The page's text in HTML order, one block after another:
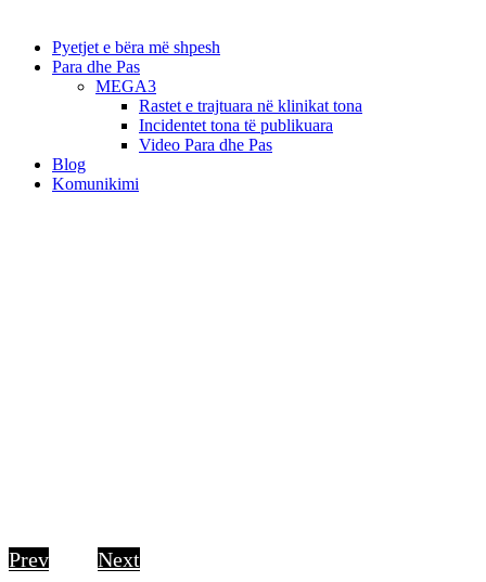
Pyetjet e bëra më shpesh
Para dhe Pas
MEGA3
Rastet e trajtuara në klinikat tona
Incidentet tona të publikuara
Video Para dhe Pas
Blog
Komunikimi
Prev Next